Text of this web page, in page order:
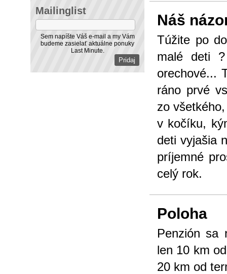
Náš
Túžite po
malé deti
orechové...
ráno prvé
zo
v kočíku,
deti vyjašia
príjemné
celý rok.
Poloha
Penzión sa
len 10 km
20 km od
Mailinglist
Sem napíšte Váš e-mail a my Vám
budeme zasielať aktuálne ponuky
Last Minute.